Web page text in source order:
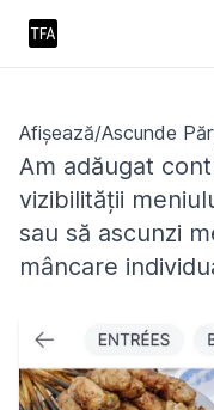
Afișează/Ascunde
Am adăugat
vizibilității
sau să ascunzi
mâncare